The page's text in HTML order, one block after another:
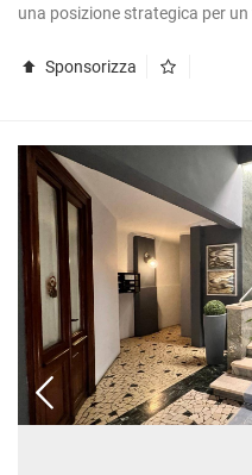
ATTICI
LOFT
MANSARDE
VILLE
STANZE
RUSTICI E
CASALI
UFFICI
ATTIVITÀ
una posizione strategica per
Sponsorizza